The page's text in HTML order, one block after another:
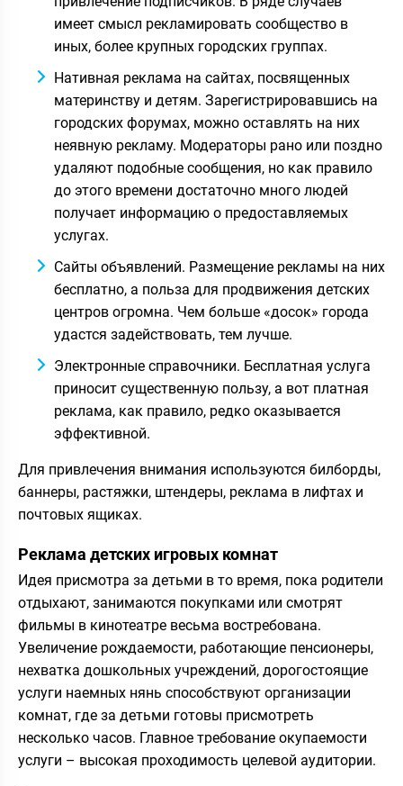
имеет смысл рекламировать сообщество в
иных, более крупных городских группах.
Нативная реклама на сайтах, посвященных
материнству и детям. Зарегистрировавшись на
городских форумах, можно оставлять на них
неявную рекламу. Модераторы рано или поздно
удаляют подобные сообщения, но как правило
до этого времени достаточно много людей
получает информацию о предоставляемых
услугах.
Сайты объявлений. Размещение рекламы на них
бесплатно, а польза для продвижения детских
центров огромна. Чем больше «досок» города
удастся задействовать, тем лучше.
Электронные справочники. Бесплатная услуга
приносит существенную пользу, а вот платная
реклама, как правило, редко оказывается
эффективной.
Для привлечения внимания используются билборды,
баннеры, растяжки, штендеры, реклама в лифтах и
почтовых ящиках.
Реклама детских игровых комнат
Идея присмотра за детьми в то время, пока родители
отдыхают, занимаются покупками или смотрят
фильмы в кинотеатре весьма востребована.
Увеличение рождаемости, работающие пенсионеры,
нехватка дошкольных учреждений, дорогостоящие
услуги наемных нянь способствуют организации
комнат, где за детьми готовы присмотреть
несколько часов. Главное требование окупаемости
услуги – высокая проходимость целевой аудитории.